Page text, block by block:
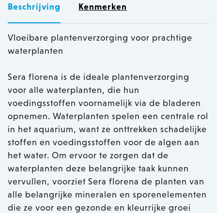
Beschrijving Kenmerken
Vloeibare plantenverzorging voor prachtige
waterplanten
Sera florena is de ideale plantenverzorging
voor alle waterplanten, die hun
voedingsstoffen voornamelijk via de bladeren
opnemen. Waterplanten spelen een centrale rol
in het aquarium, want ze onttrekken schadelijke
stoffen en voedingsstoffen voor de algen aan
het water. Om ervoor te zorgen dat de
waterplanten deze belangrijke taak kunnen
vervullen, voorziet Sera florena de planten van
alle belangrijke mineralen en sporenelementen
die ze voor een gezonde en kleurrijke groei